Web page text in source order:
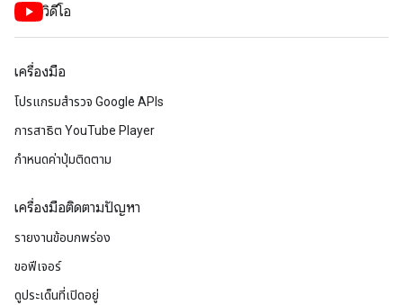
วิดีโอ
เครื่องมือ
โปรแกรมสำรวจ Google APIs
การสาธิต YouTube Player
กำหนดค่าปุ่มติดตาม
เครื่องมือติดตามปัญหา
รายงานข้อบกพร่อง
ขอฟีเจอร์
ดูประเด็นที่เปิดอยู่